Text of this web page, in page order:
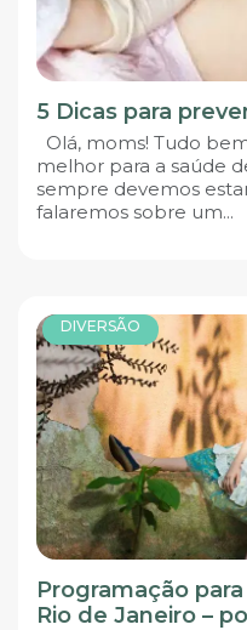
5 Dicas para
Olá, moms! Tudo
melhor para a saúde
sempre devemos
falaremos sobre um...
DIVERSÃO
Programação
Rio de Janeiro –